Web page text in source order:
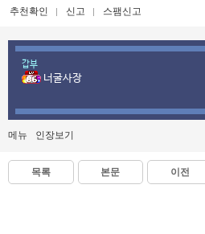
추천확인 신고 스팸신고
갑부
너굴사장
메뉴 인장보기
목록 본문 이전